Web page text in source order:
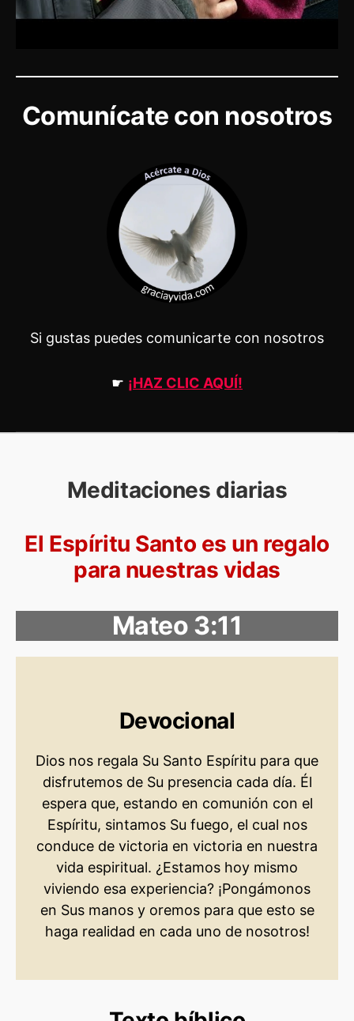
Comunícate con nosotros
Si gustas puedes comunicarte con nosotros
☛ ¡HAZ CLIC AQUÍ!
Meditaciones diarias
El Espíritu Santo es un regalo
para nuestras vidas
Mateo 3:11
Devocional
Dios nos regala Su Santo Espíritu para que
disfrutemos de Su presencia cada día. Él
espera que, estando en comunión con el
Espíritu, sintamos Su fuego, el cual nos
conduce de victoria en victoria en nuestra
vida espiritual. ¿Estamos hoy mismo
viviendo esa experiencia? ¡Pongámonos
en Sus manos y oremos para que esto se
haga realidad en cada uno de nosotros!